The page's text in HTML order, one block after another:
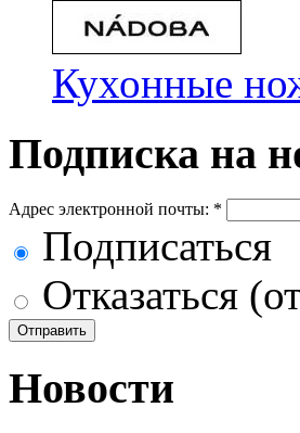
Кухонные
Подписка на
Адрес электронной почты: *
Подписаться
Отказаться
Новости